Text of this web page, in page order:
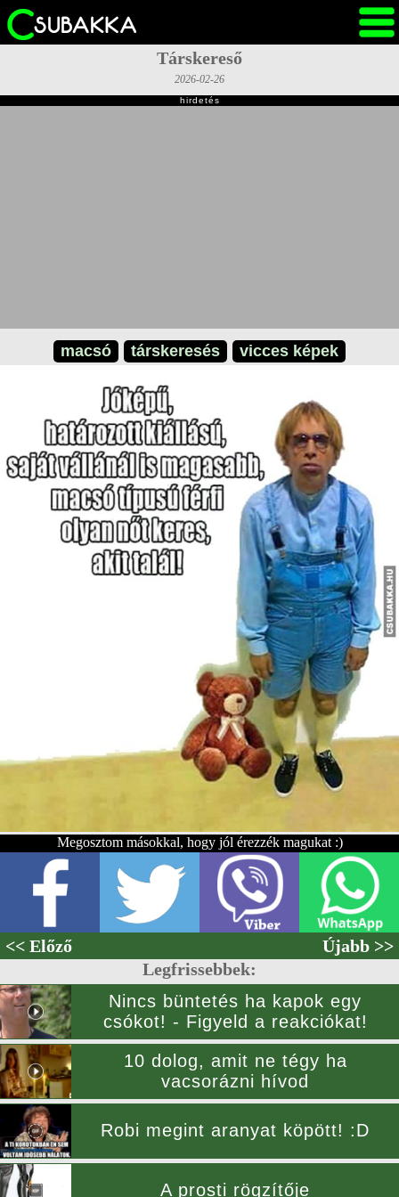
Társkereső
2026-02-26
hirdetés
macsó társkeresés vicces képek
Megosztom másokkal, hogy jól érezzék magukat :)
<< Előző
Újabb >>
Legfrissebbek:
Nincs büntetés ha kapok egy
csókot! - Figyeld a reakciókat!
10 dolog, amit ne tégy ha
vacsorázni hívod
Robi megint aranyat köpött! :D
A prosti rögzítője